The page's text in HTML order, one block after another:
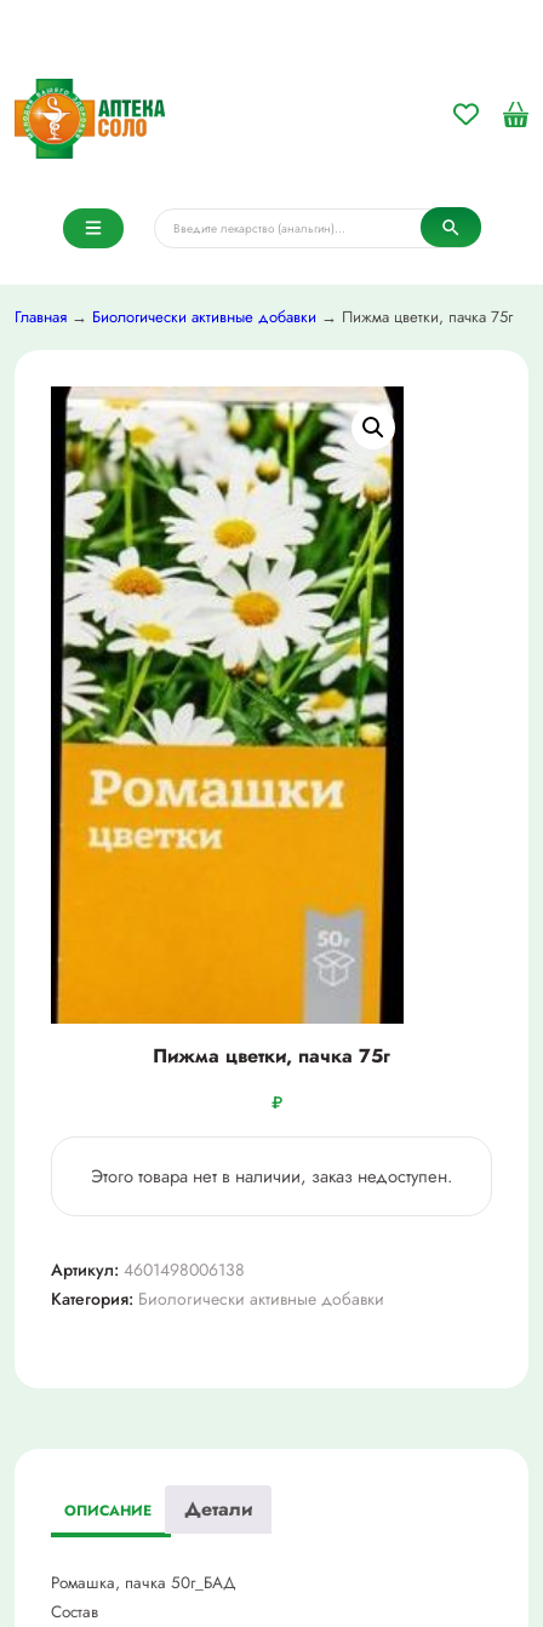
Главная → Биологически активные добавки → Пижма цветки, пачка 75г
Пижма цветки, пачка 75г
₽
Этого товара нет в наличии, заказ недоступен.
Артикул: 4601498006138
Категория: Биологически активные добавки
ОПИСАНИЕ Детали
Ромашка, пачка 50г_БАД
Состав